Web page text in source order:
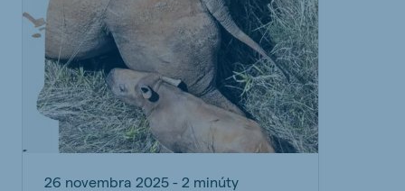
26 novembra 2025 - 2 minúty